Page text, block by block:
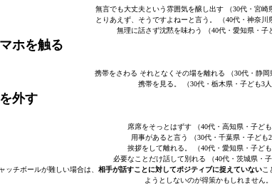
無言でも大丈夫という雰囲気を醸し出す （30代・宮崎
とりあえず、そうですよねーと言う。 （40代・神奈川
無理に話さず沈黙を味わう （40代・愛知県・子
ホを触る
携帯をさわる それとなくその場を離れる （30代・静岡
携帯を見る。 （30代・栃木県・子ども3人
外す
席席をそっとはずす （40代・高知県・子ども
用事があると言う （30代・千葉県・子ども2
挨拶をして離れる。 （40代・愛知県・子ども
必要なことだけ話して別れる （40代・茨城県・子
ッチボールが難しい場合は、 相手が話すことに対してポジティブに捉えていないこ
ようとしないのが得策かもしれません。